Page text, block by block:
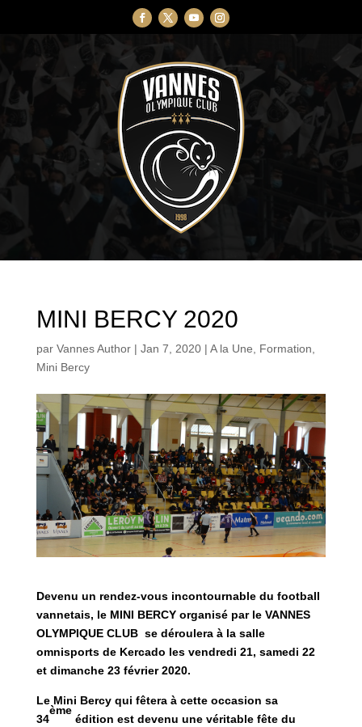
MINI BERCY 2020
par Vannes Author| Jan 7, 2020| A la Une, Formation,
Mini Bercy
Devenu un rendez-vous incontournable du football
vannetais, le MINI BERCY organisé par le VANNES
OLYMPIQUE CLUB se déroulera à la salle
omnisports de Kercado les vendredi 21, samedi 22
et dimanche 23 février 2020.
Le Mini Bercy qui fêtera à cette occasion sa
34
ème
édition est devenu une véritable fête du